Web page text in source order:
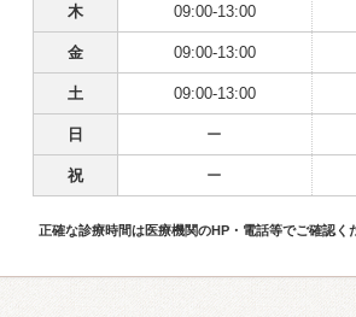
木 09:00-13:00
金 09:00-13:00
土 09:00-13:00
日 ー
祝 ー
正確な診療時間は医療機関のHP・電話等でご確認く